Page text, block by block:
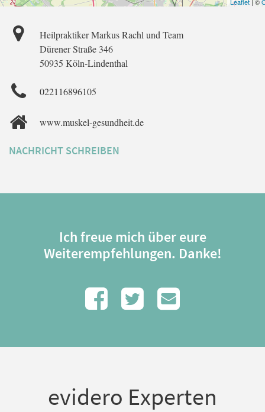
Heilpraktiker Markus Rachl und Team
Dürener Straße 346
50935 Köln-Lindenthal
022116896105
www.muskel-gesundheit.de
NACHRICHT SCHREIBEN
Ich freue mich über eure
Weiterempfehlungen. Danke!
evidero Experten